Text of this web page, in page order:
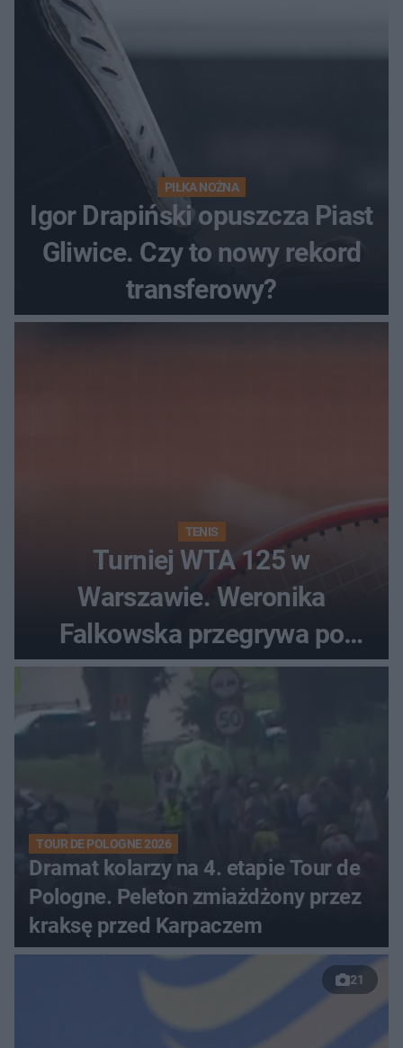
PIŁKA NOŻNA
Igor Drapiński opuszcza Piast
Gliwice. Czy to nowy rekord
transferowy?
TENIS
Turniej WTA 125 w
Warszawie. Weronika
Falkowska przegrywa po
zaciętym boju
TOUR DE POLOGNE 2026
Dramat kolarzy na 4. etapie Tour de
Pologne. Peleton zmiażdżony przez
kraksę przed Karpaczem
21